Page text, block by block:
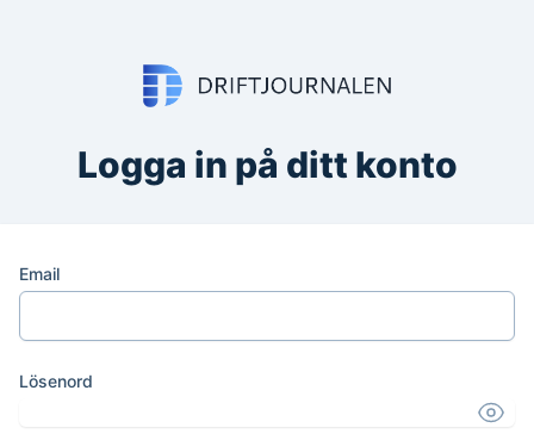
Logga in på ditt konto
Email
Lösenord